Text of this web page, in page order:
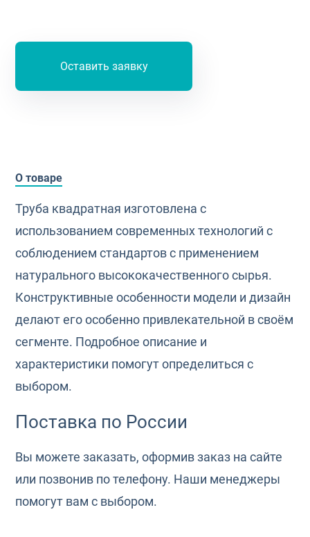
Оставить заявку
О товаре
Труба квадратная изготовлена с
использованием современных технологий с
соблюдением стандартов с применением
натурального высококачественного сырья.
Конструктивные особенности модели и дизайн
делают его особенно привлекательной в своём
сегменте. Подробное описание и
характеристики помогут определиться с
выбором.
Поставка по России
Вы можете заказать, оформив заказ на сайте
или позвонив по телефону. Наши менеджеры
помогут вам с выбором.